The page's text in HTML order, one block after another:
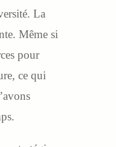
La
Même si
pour
ce qui